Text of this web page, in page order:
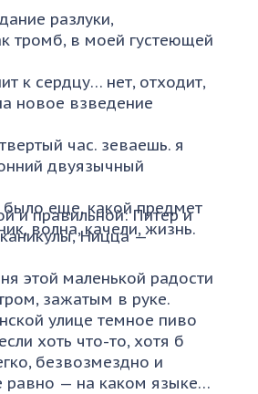
разлуки,
тромб, в моей густеющей
к сердцу… нет, отходит,
новое взведение
час. зеваешь. я
двуязычный
было еще, какой предмет
волна, качели, жизнь.
и правильной: Питер и
Ницца —
этой маленькой радости
зажатым в руке.
улице темное пиво
хоть что-то, хотя б
безвозмездно и
равно — на каком языке…